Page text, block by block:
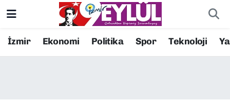
İzmir Ekonomi Politika Spor Teknoloji
Resmi İlanlar
Konak Nöbetçi Eczaneler